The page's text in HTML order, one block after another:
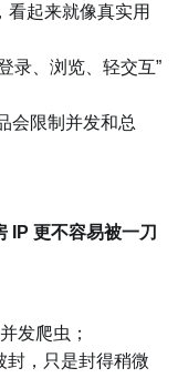
看起来就像真实用
录、浏览、轻交互”
会限制并发和总
IP 更不容易被一刀
发爬虫；
封，只是封得稍微